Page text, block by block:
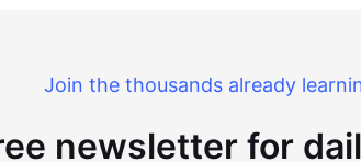
Join the thousands already
newsletter for